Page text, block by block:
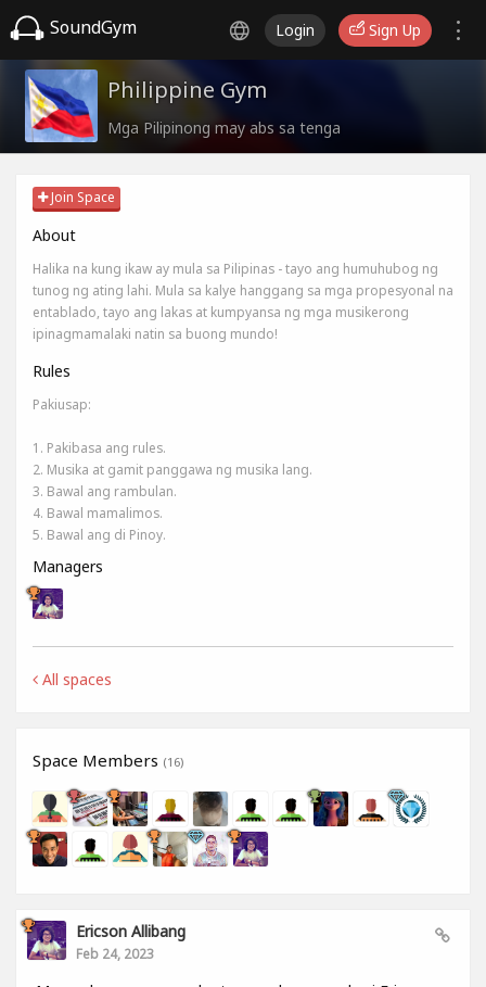
SoundGym Login Sign Up
Philippine Gym
Mga Pilipinong may abs sa tenga
Join Space
About
Halika na kung ikaw ay mula sa Pilipinas - tayo ang humuhubog ng
tunog ng ating lahi. Mula sa kalye hanggang sa mga propesyonal na
entablado, tayo ang lakas at kumpyansa ng mga musikerong
ipinagmamalaki natin sa buong mundo!
Rules
Pakiusap:
1. Pakibasa ang rules.
2. Musika at gamit panggawa ng musika lang.
3. Bawal ang rambulan.
4. Bawal mamalimos.
5. Bawal ang di Pinoy.
Managers
All spaces
Space Members (16)
Ericson Allibang
Feb 24, 2023